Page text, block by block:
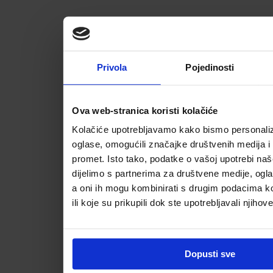
Privola Pojedinosti
Ova web-stranica koristi kolačiće
Kolačiće upotrebljavamo kako bismo
oglase, omogućili značajke društvenih medija i
promet. Isto tako, podatke o vašoj upotrebi
dijelimo s partnerima za društvene medije,
a oni ih mogu kombinirati s drugim podacima
ili koje su prikupili dok ste upotrebljavali
Dopusti sve